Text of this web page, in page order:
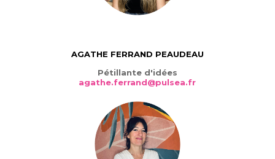
AGATHE FERRAND PEAUDEAU
Pétillante d'idées
agathe.ferrand@pulsea.fr